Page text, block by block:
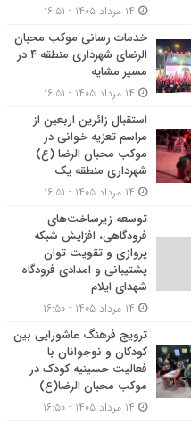
خدمات رسانی موکب محبان
الرضای شهرداری منطقه ۴ در
مسیر مشایه
استقبال زائرین اربعین از
مراسم تعزیه خوانی در
موکب محبان الرضا (ع)
شهرداری منطقه یک
توسعه زیرساخت‌های
فرودگاهی، افزایش شبکه
پروازی و تقویت توان
پشتیبانی و امدادی فرودگاه
شهدای ایلام
ترویج فرهنگ عاشورایی بین
کودکان و نوجوانان با
فعالیت حسینیه کودک در
موکب محبان الرضا(ع)